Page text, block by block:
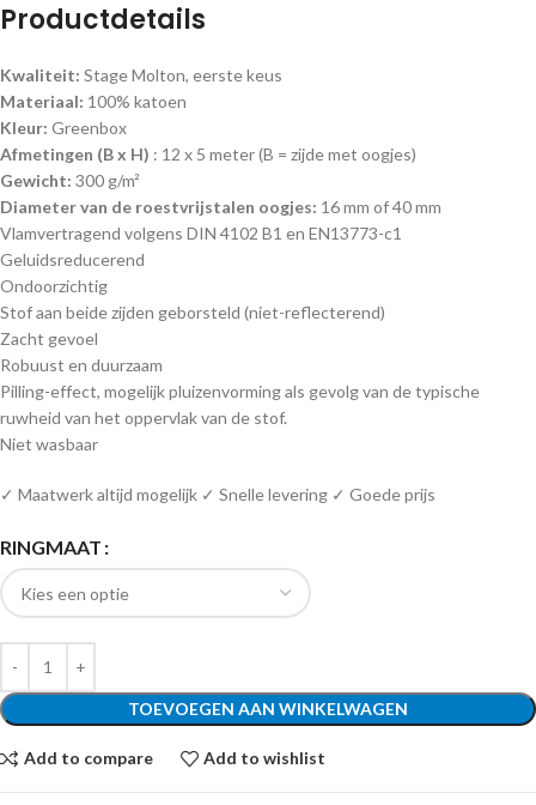
Productdetails
Kwaliteit: Stage Molton, eerste keus
Materiaal: 100% katoen
Kleur: Greenbox
Afmetingen (B x H) : 12 x 5 meter (B = zijde met oogjes)
Gewicht: 300 g/m²
Diameter van de roestvrijstalen oogjes: 16 mm of 40 mm
Vlamvertragend volgens DIN 4102 B1 en EN13773-c1
Geluidsreducerend
Ondoorzichtig
Stof aan beide zijden geborsteld (niet-reflecterend)
Zacht gevoel
Robuust en duurzaam
Pilling-effect, mogelijk pluizenvorming als gevolg van de typische
ruwheid van het oppervlak van de stof.
Niet wasbaar
✓ Maatwerk altijd mogelijk ✓ Snelle levering ✓ Goede prijs
RINGMAAT
TOEVOEGEN AAN WINKELWAGEN
Add to compare Add to wishlist